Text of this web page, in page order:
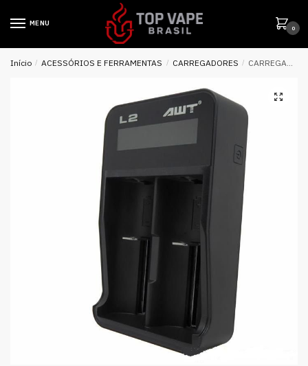
MENU
0
Início / ACESSÓRIOS E FERRAMENTAS / CARREGADORES / CARREGADOR L2 INTELLIGENT FAST CHARGING – AWT